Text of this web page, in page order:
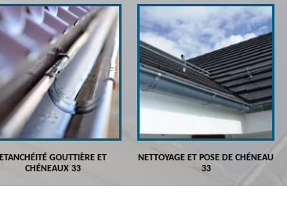
ETANCHÉITÉ GOUTTIÈRE ET
CHÉNEAUX 33
NETTOYAGE ET POSE DE CHÉNEAU
33